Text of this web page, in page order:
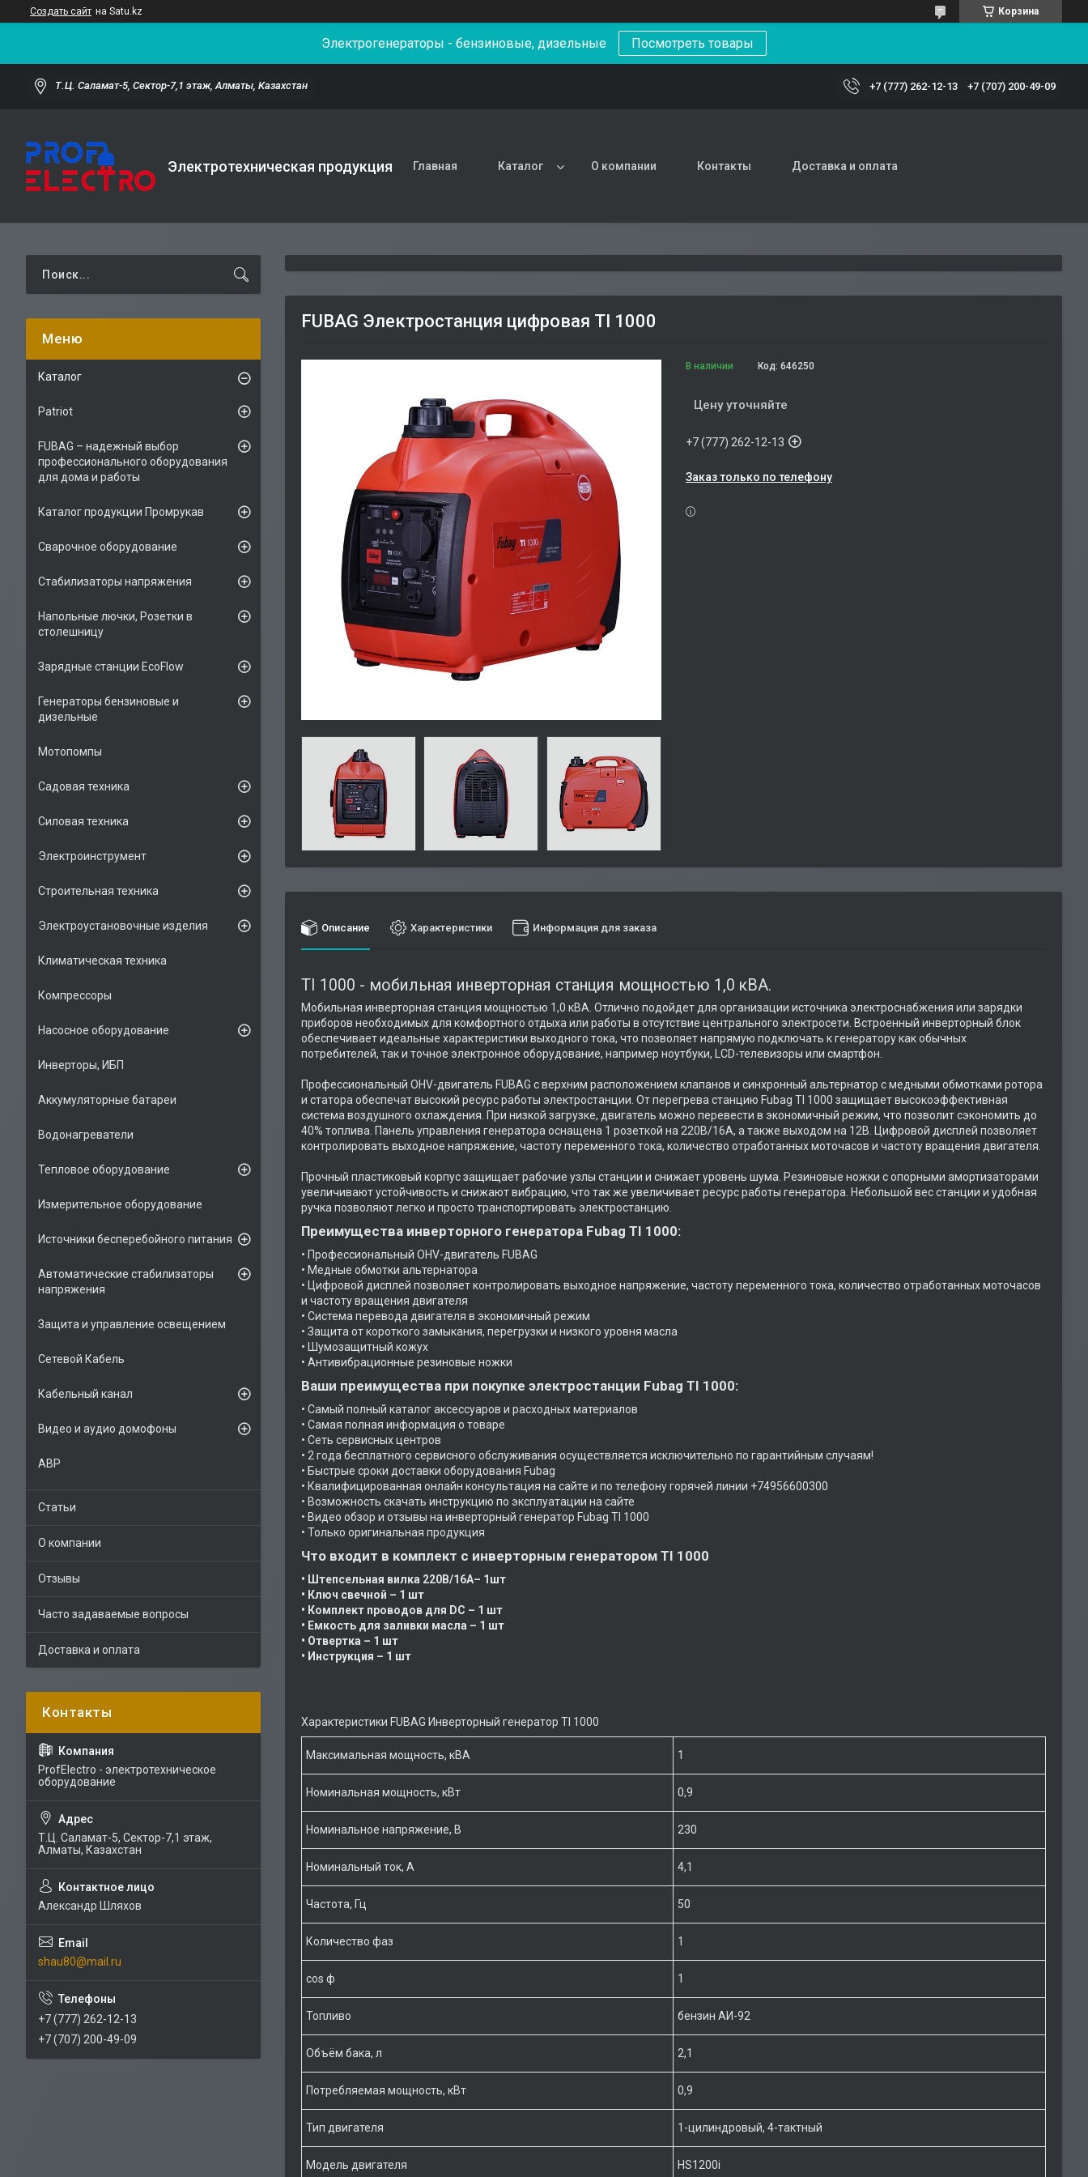
Создать сайт на Satu.kz Корзина
Электрогенераторы - бензиновые, дизельные Посмотреть товары
Т.Ц. Саламат-5, Cектор-7,1 этаж, Алматы, Казахстан +7 (777) 262-12-13 +7 (707) 200-49-09
Электротехническая продукция Главная Каталог О компании Контакты Доставка и оплата
FUBAG Электростанция цифровая TI 1000
В наличии Код: 646250
Цену уточняйте
+7 (777) 262-12-13
Заказ только по телефону
Описание Характеристики Информация для заказа
TI 1000 - мобильная инверторная станция мощностью 1,0 кВА.
Мобильная инверторная станция мощностью 1,0 кВА. Отлично подойдет для организации источника электроснабжения или зарядки
приборов необходимых для комфортного отдыха или работы в отсутствие центрального электросети. Встроенный инверторный блок
обеспечивает идеальные характеристики выходного тока, что позволяет напрямую подключать к генератору как обычных
потребителей, так и точное электронное оборудование, например ноутбуки, LCD-телевизоры или смартфон.
Профессиональный OHV-двигатель FUBAG с верхним расположением клапанов и синхронный альтернатор с медными обмотками ротора
и статора обеспечат высокий ресурс работы электростанции. От перегрева станцию Fubag TI 1000 защищает высокоэффективная
система воздушного охлаждения. При низкой загрузке, двигатель можно перевести в экономичный режим, что позволит сэкономить до
40% топлива. Панель управления генератора оснащена 1 розеткой на 220В/16А, а также выходом на 12В. Цифровой дисплей позволяет
контролировать выходное напряжение, частоту переменного тока, количество отработанных моточасов и частоту вращения двигателя.
Прочный пластиковый корпус защищает рабочие узлы станции и снижает уровень шума. Резиновые ножки с опорными амортизаторами
увеличивают устойчивость и снижают вибрацию, что так же увеличивает ресурс работы генератора. Небольшой вес станции и удобная
ручка позволяют легко и просто транспортировать электростанцию.
Преимущества инверторного генератора Fubag TI 1000:
• Профессиональный OHV-двигатель FUBAG
• Медные обмотки альтернатора
• Цифровой дисплей позволяет контролировать выходное напряжение, частоту переменного тока, количество отработанных моточасов
и частоту вращения двигателя
• Система перевода двигателя в экономичный режим
• Защита от короткого замыкания, перегрузки и низкого уровня масла
• Шумозащитный кожух
• Антивибрационные резиновые ножки
Ваши преимущества при покупке электростанции Fubag TI 1000:
• Самый полный каталог аксессуаров и расходных материалов
• Самая полная информация о товаре
• Сеть сервисных центров
• 2 года бесплатного сервисного обслуживания осуществляется исключительно по гарантийным случаям!
• Быстрые сроки доставки оборудования Fubag
• Квалифицированная онлайн консультация на сайте и по телефону горячей линии +74956600300
• Возможность скачать инструкцию по эксплуатации на сайте
• Видео обзор и отзывы на инверторный генератор Fubag TI 1000
• Только оригинальная продукция
Что входит в комплект с инверторным генератором TI 1000
• Штепсельная вилка 220В/16А– 1шт
• Ключ свечной – 1 шт
• Комплект проводов для DC – 1 шт
• Емкость для заливки масла – 1 шт
• Отвертка – 1 шт
• Инструкция – 1 шт
Характеристики FUBAG Инверторный генератор TI 1000
Максимальная мощность, кВА 1
Номинальная мощность, кВт 0,9
Номинальное напряжение, В 230
Номинальный ток, A 4,1
Частота, Гц 50
Количество фаз 1
cos ф 1
Топливо бензин АИ-92
Объём бака, л 2,1
Потребляемая мощность, кВт 0,9
Тип двигателя 1-цилиндровый, 4-тактный
Модель двигателя HS1200i
Каталог
Patriot
FUBAG – надежный выбор
профессионального оборудования
для дома и работы
Каталог продукции Промрукав
Сварочное оборудование
Стабилизаторы напряжения
Напольные лючки, Розетки в
столешницу
Зарядные станции EcoFlow
Генераторы бензиновые и
дизельные
Мотопомпы
Садовая техника
Силовая техника
Электроинструмент
Строительная техника
Электроустановочные изделия
Климатическая техника
Компрессоры
Насосное оборудование
Инверторы, ИБП
Аккумуляторные батареи
Водонагреватели
Тепловое оборудование
Измерительное оборудование
Источники бесперебойного питания
Автоматические стабилизаторы
напряжения
Защита и управление освещением
Сетевой Кабель
Кабельный канал
Видео и аудио домофоны
АВР
Статьи
О компании
Отзывы
Часто задаваемые вопросы
Доставка и оплата
ProfElectro - электротехническое
оборудование
Т.Ц. Саламат-5, Cектор-7,1 этаж,
Алматы, Казахстан
Александр Шляхов
shau80@mail.ru
+7 (777) 262-12-13
+7 (707) 200-49-09